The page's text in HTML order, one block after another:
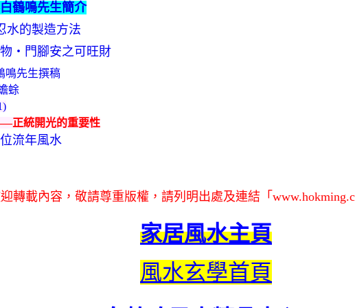
鶴鳴先生簡介
水的製造方法
‧門腳安之可旺財
鳴先生撰稿
蜍
正統開光的重要性
流年風水
轉載內容，敬請尊重版權，請列明出處及連結「
家居風水主頁
風水玄學首頁